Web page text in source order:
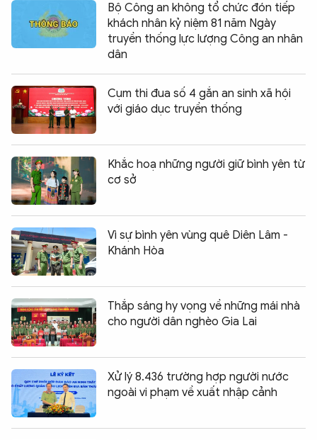
Bộ Công an không tổ chức đón tiếp
khách nhân kỷ niệm 81 năm Ngày
truyền thống lực lượng Công an nhân
dân
Cụm thi đua số 4 gắn an sinh xã hội
với giáo dục truyền thống
Khắc hoạ những người giữ bình yên từ
cơ sở
Vì sự bình yên vùng quê Diên Lâm -
Khánh Hòa
Thắp sáng hy vọng về những mái nhà
cho người dân nghèo Gia Lai
Xử lý 8.436 trường hợp người nước
ngoài vi phạm về xuất nhập cảnh